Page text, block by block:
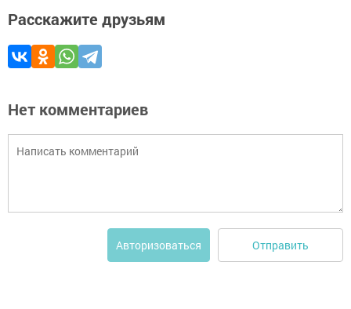
Расскажите друзьям
Нет комментариев
Авторизоваться Отправить